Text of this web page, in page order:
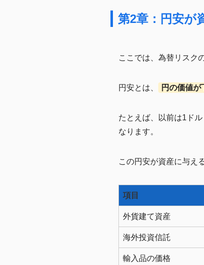
第2章：円安が
ここでは、為替リスク
円安とは、 円の価値
たとえば、以前は1ド
なります。
この円安が資産に与え
項目
外貨建て資産
海外投資信託
輸入品の価格